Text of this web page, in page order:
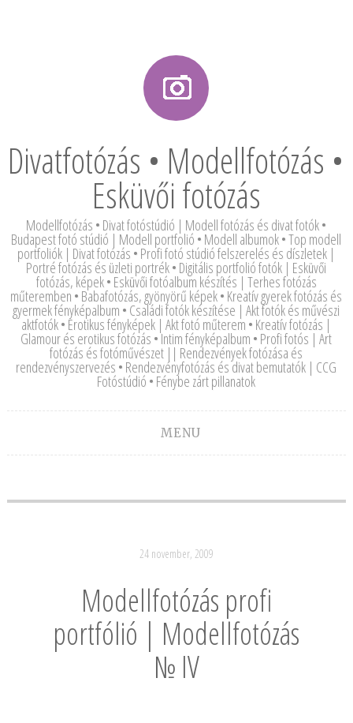
Divatfotózás • Modellfotózás •
Esküvői fotózás
Modellfotózás • Divat fotóstúdió | Modell fotózás és divat fotók •
Budapest fotó stúdió | Modell portfolió • Modell albumok • Top modell
portfoliók | Divat fotózás • Profi fotó stúdió felszerelés és díszletek |
Portré fotózás és üzleti portrék • Digitális portfolió fotók | Esküvői
fotózás, képek • Esküvői fotóalbum készítés | Terhes fotózás
műteremben • Babafotózás, gyönyörű képek • Kreatív gyerek fotózás és
gyermek fényképalbum • Családi fotók készítése | Akt fotók és művészi
aktfotók • Erotikus fényképek | Akt fotó műterem • Kreatív fotózás |
Glamour és erotikus fotózás • Intim fényképalbum • Profi fotós | Art
fotózás és fotóművészet || Rendezvények fotózása és
rendezvényszervezés • Rendezvényfotózás és divat bemutatók | CCG
Fotóstúdió • Fénybe zárt pillanatok
MENU
24 november, 2009
Modellfotózás profi
portfólió | Modellfotózás
№ IV